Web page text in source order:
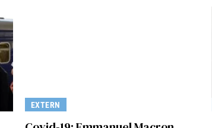
EXTERN